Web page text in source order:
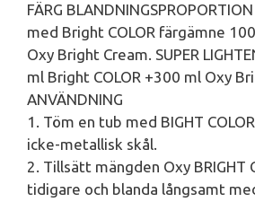
FÄRG
med Bright COLOR färgämne
Oxy Bright Cream. SUPER
ml Bright COLOR +300 ml Oxy
ANVÄNDNING
1. Töm en tub med BIGHT
icke-metallisk skål.
2. Tillsätt mängden Oxy BRIGHT
tidigare och blanda långsamt